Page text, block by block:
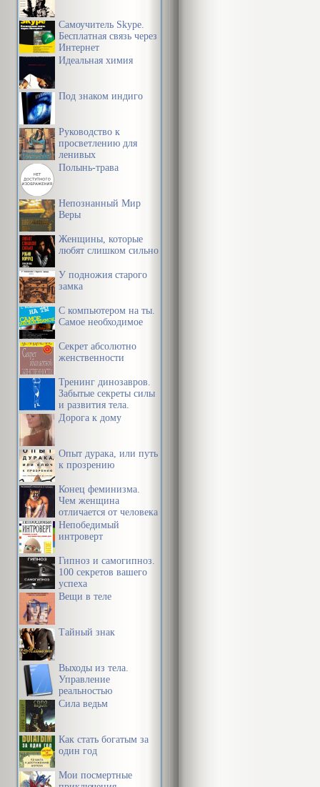
Самоучитель Skype.
Бесплатная связь через
Интернет
Идеальная химия
Под знаком индиго
Руководство к
просветлению для
ленивых
Полынь-трава
Непознанный Мир
Веры
Женщины, которые
любят слишком сильно
У подножия старого
замка
С компьютером на ты.
Самое необходимое
Секрет абсолютно
женственности
Тренинг динозавров.
Забытые секреты силы
и развития тела.
Дорога к дому
Опыт дурака, или путь
к прозрению
Конец феминизма.
Чем женщина
отличается от человека
Непобедимый
интроверт
Гипноз и самогипноз.
100 секретов вашего
успеха
Вещи в теле
Тайный знак
Выходы из тела.
Управление
реальностью
Сила ведьм
Как стать богатым за
один год
Мои посмертные